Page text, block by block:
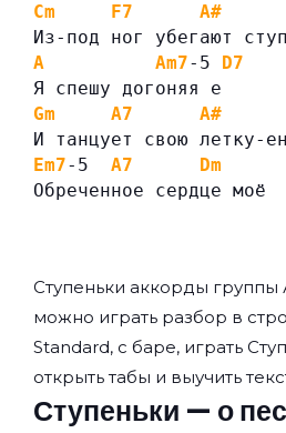
Cm
F7
A#
Из-под ног убегают
A
Am7-5 D7
Я спешу догоняя е
Gm
A7
A#
И танцует свою летку-
Em7-5 A7
Dm
Обреченное сердце моё
Ступеньки аккорды группы
можно играть разбор в
Standard, с баре, играть
открыть табы и выучить
Ступеньки — о